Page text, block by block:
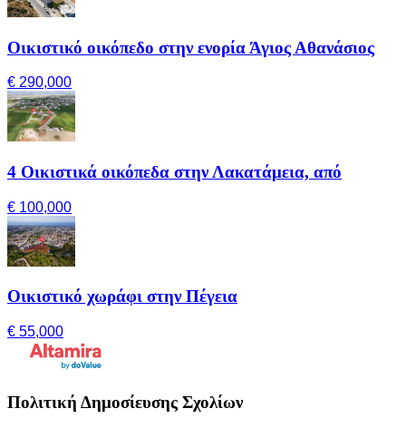
Οικιστικό οικόπεδο στην ενορία Άγιος Αθανάσιος
€ 290,000
4 Οικιστικά οικόπεδα στην Λακατάμεια, από
€ 100,000
Οικιστικό χωράφι στην Πέγεια
€ 55,000
Πολιτική Δημοσίευσης Σχολίων